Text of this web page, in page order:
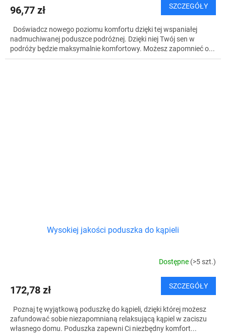
96,77 zł SZCZEGÓŁY
Doświadcz nowego poziomu komfortu dzięki tej wspaniałej
nadmuchiwanej poduszce podróżnej. Dzięki niej Twój sen w
podróży będzie maksymalnie komfortowy. Możesz zapomnieć o...
Wysokiej jakości poduszka do kąpieli
Dostępne (>5 szt.)
172,78 zł SZCZEGÓŁY
Poznaj tę wyjątkową poduszkę do kąpieli, dzięki której możesz
zafundować sobie niezapomnianą relaksującą kąpiel w zaciszu
własnego domu. Poduszka zapewni Ci niezbędny komfort...